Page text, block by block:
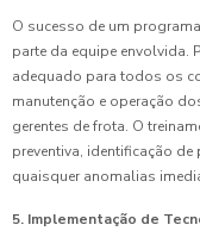
O sucesso de um
parte da equipe envolvida.
adequado para todos os
manutenção e operação
gerentes de frota. O
preventiva, identificação
quaisquer anomalias
5. Implementação de